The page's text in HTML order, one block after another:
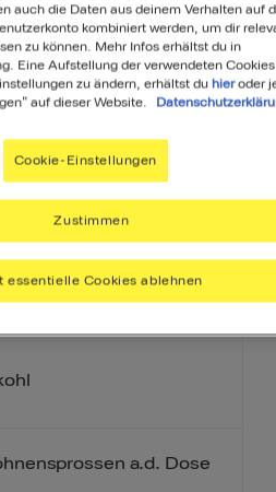
a.d. Dose
auch die Daten aus deinem Verhalten auf
kombiniert werden, um dir
zu können. Mehr Infos erhältst du in
Eine Aufstellung der verwendeten
zu ändern, erhältst du hieroder
auf dieser Website.
Cookie-Einstellungen
essentielle Cookies ablehnen
Zustimmen